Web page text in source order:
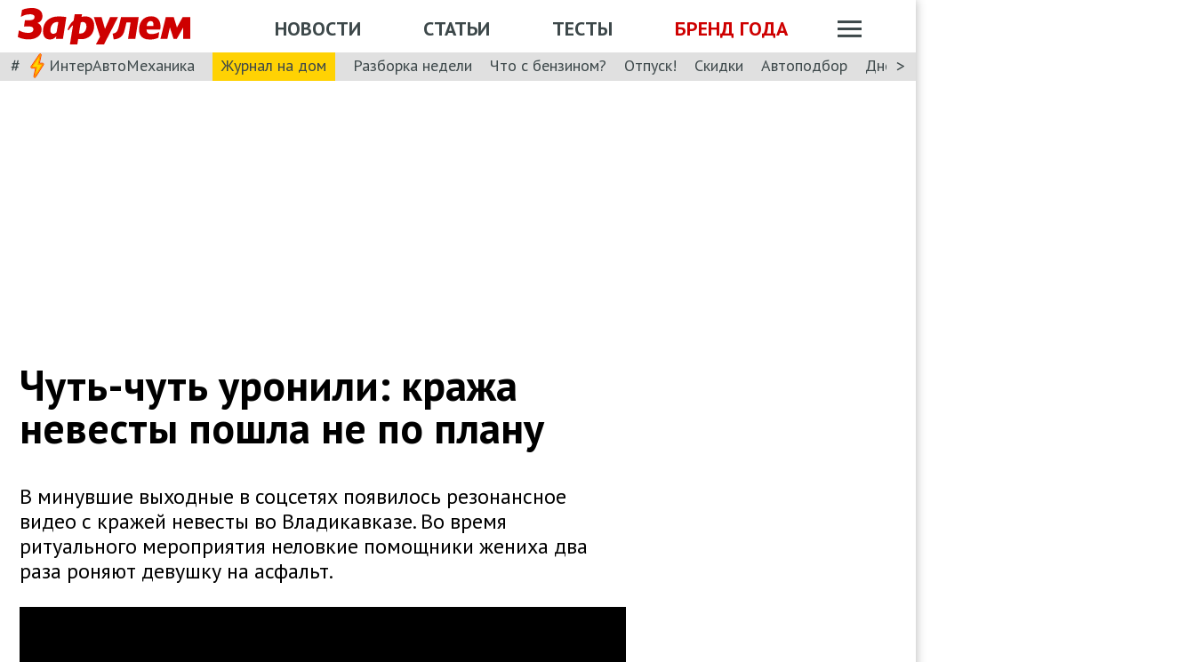
НОВОСТИ СТАТЬИ ТЕСТЫ БРЕНД ГОДА
# ИнтерАвтоМеханика Журнал на дом Разборка недели Что с бензином? Отпуск! Скидки Автоподбор Дневник: Лада Искра
>
Чуть-чуть уронили: кража
невесты пошла не по плану
В минувшие выходные в соцсетях появилось резонансное
видео с кражей невесты во Владикавказе. Во время
ритуального мероприятия неловкие помощники жениха два
раза роняют девушку на асфальт.